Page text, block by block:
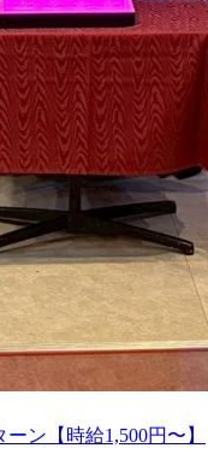
ン【時給1,500円〜】